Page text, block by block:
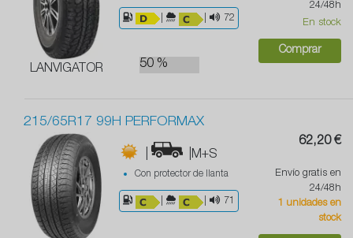
LANVIGATOR
72
50 %
24/48h
En stock
Comprar
215/65R17 99H PERFORMAX
| |M+S
Con protector de llanta
71
62,20 €
Envío gratis en
24/48h
1 unidades en
stock